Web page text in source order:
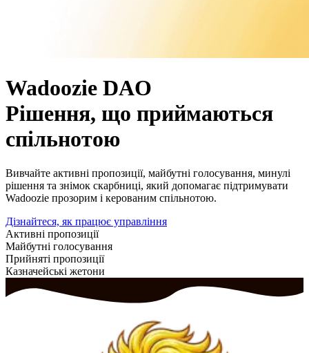
Wadoozie DAO
Рішення, що приймаються
спільнотою
Вивчайте активні пропозиції, майбутні голосування, минулі
рішення та знімок скарбниці, який допомагає підтримувати
Wadoozie прозорим і керованим спільнотою.
Дізнайтеся, як працює управління
Активні пропозиції
Майбутні голосування
Прийняті пропозиції
Казначейські жетони